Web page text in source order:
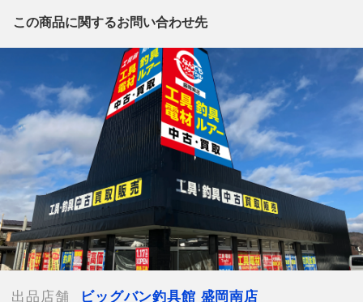
※「なんでもリサイクルビッグバン 公式オンラインストアの出
電話番号：019-681-0402
【店舗内商品コード】1039000012590
【メーカー】SHIMANO/シマノ
【型番】04327
【付属品】 純正ハンドル
【ランク】Cランク
使用感やキズや汚れ等が目立つ中古品
【詳細備考】
キズや汚れのある箇所がございます。画像参照ください。
また、ラインが巻かれておりますが、詳細不明なため、おまけ程
度にお考え下さい。
この商品に関するお問い合わせ先
出品店舗 ビッグバン釣具館 盛岡南店